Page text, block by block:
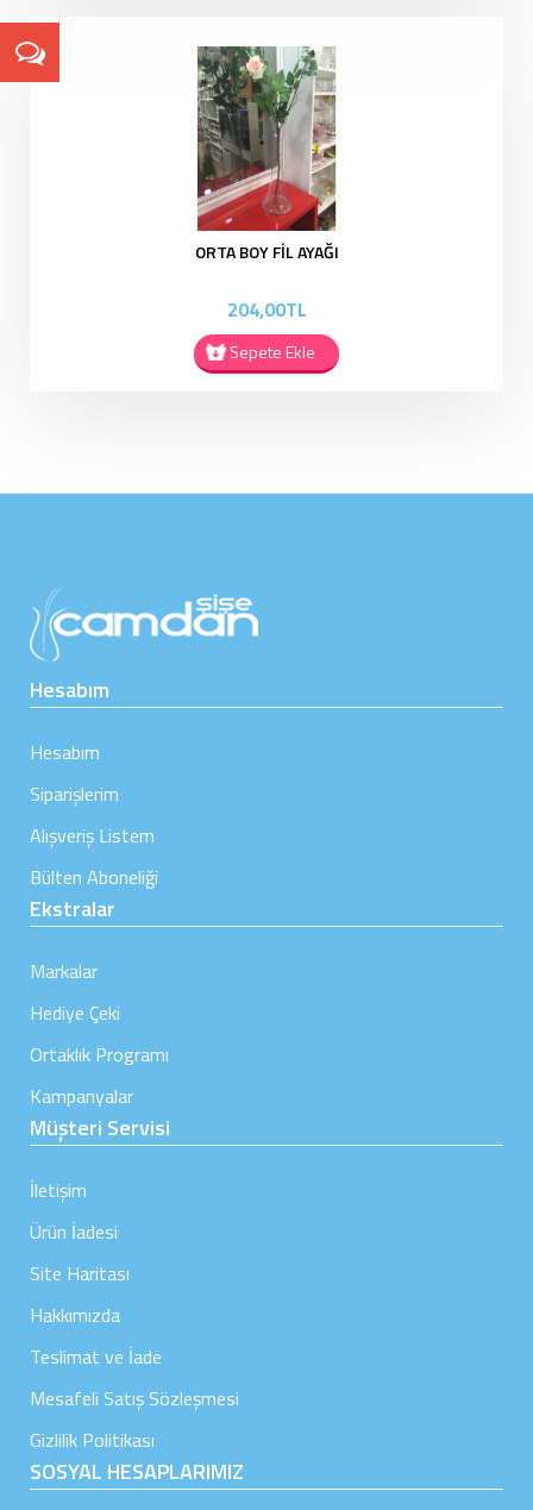
ORTA BOY FİL AYAĞI
204,00TL
Sepete Ekle
Hesabım
Hesabım
Siparişlerim
Alışveriş Listem
Bülten Aboneliği
Ekstralar
Markalar
Hediye Çeki
Ortaklık Programı
Kampanyalar
Müşteri Servisi
İletişim
Ürün İadesi
Site Haritası
Hakkımızda
Teslimat ve İade
Mesafeli Satış Sözleşmesi
Gizlilik Politikası
SOSYAL HESAPLARIMIZ